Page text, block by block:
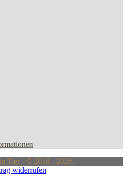
Tier - © 2018 - 2026.
widerrufen